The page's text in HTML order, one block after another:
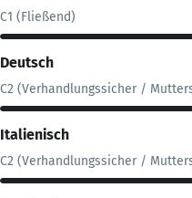
C1 (Fließend)
Deutsch
C2 (Verhandlungssicher /
Italienisch
C2 (Verhandlungssicher /